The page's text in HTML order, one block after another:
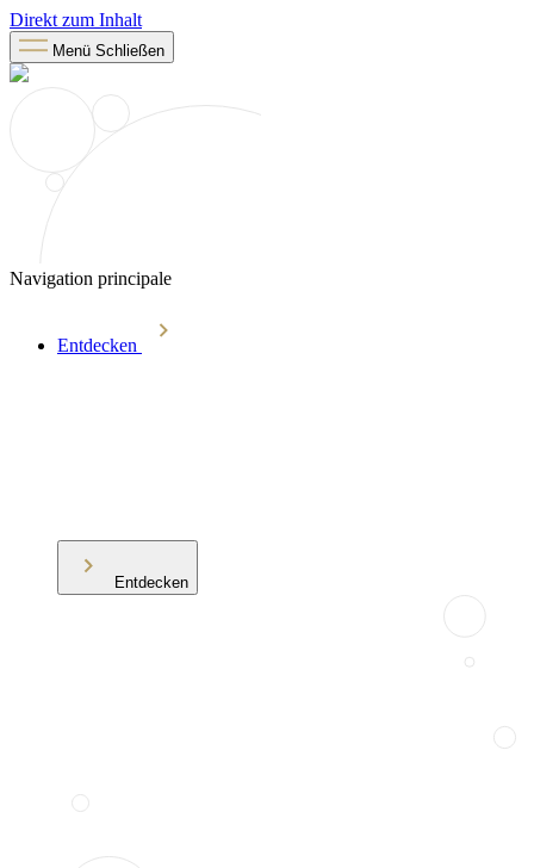
Direkt zum Inhalt
Menü Schließen
Navigation principale
Entdecken
Entdecken